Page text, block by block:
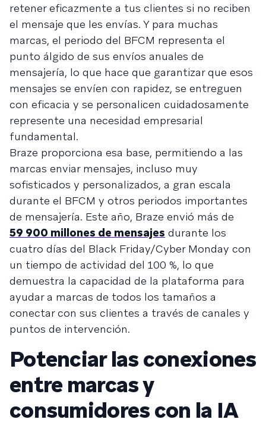
retener eficazmente a tus clientes si no reciben
el mensaje que les envías. Y para muchas
marcas, el periodo del BFCM representa el
punto álgido de sus envíos anuales de
mensajería, lo que hace que garantizar que esos
mensajes se envíen con rapidez, se entreguen
con eficacia y se personalicen cuidadosamente
represente una necesidad empresarial
fundamental.
Braze proporciona esa base, permitiendo a las
marcas enviar mensajes, incluso muy
sofisticados y personalizados, a gran escala
durante el BFCM y otros periodos importantes
de mensajería. Este año, Braze envió más de
59 900 millones de mensajes durante los
cuatro días del Black Friday/Cyber Monday con
un tiempo de actividad del 100 %, lo que
demuestra la capacidad de la plataforma para
ayudar a marcas de todos los tamaños a
conectar con sus clientes a través de canales y
puntos de intervención.
Potenciar las conexiones
entre marcas y
consumidores con la IA